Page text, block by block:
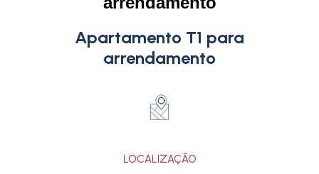
Apartamento T1 para
arrendamento
LOCALIZAÇÃO